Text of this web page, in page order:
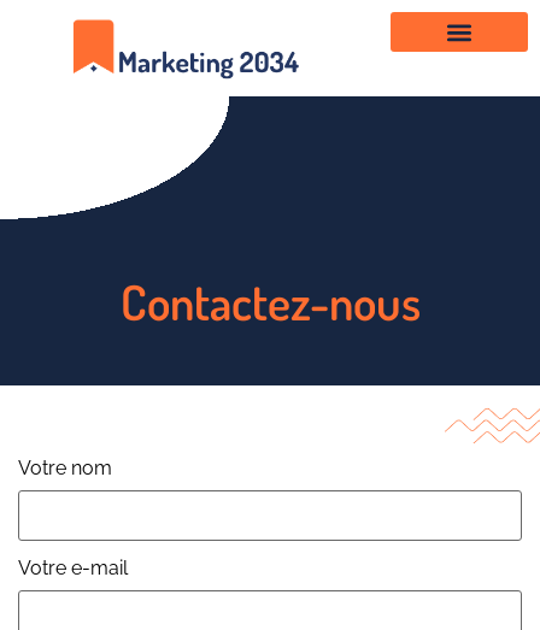
Contactez-nous
Votre nom
Votre e-mail